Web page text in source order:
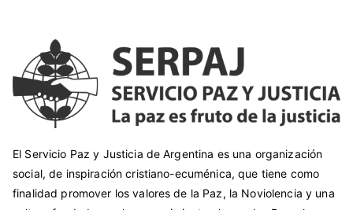
El Servicio Paz y Justicia de Argentina es una organización
social, de inspiración cristiano-ecuménica, que tiene como
finalidad promover los valores de la Paz, la Noviolencia y una